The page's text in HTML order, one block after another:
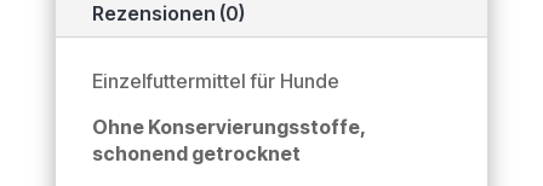
Rezensionen (0)
Einzelfuttermittel für Hunde
Ohne Konservierungsstoffe,
schonend getrocknet